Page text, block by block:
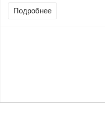
Усилители
Акустика
Подробнее